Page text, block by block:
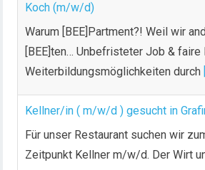
Koch (m/w/d)
Warum [BEE]Partment?! Weil wir
[BEE]ten… Unbefristeter Job & faire
Weiterbildungsmöglichkeiten durch
Kellner/in ( m/w/d ) gesucht in
Für unser Restaurant suchen wir
Zeitpunkt Kellner m/w/d. Der Wirt